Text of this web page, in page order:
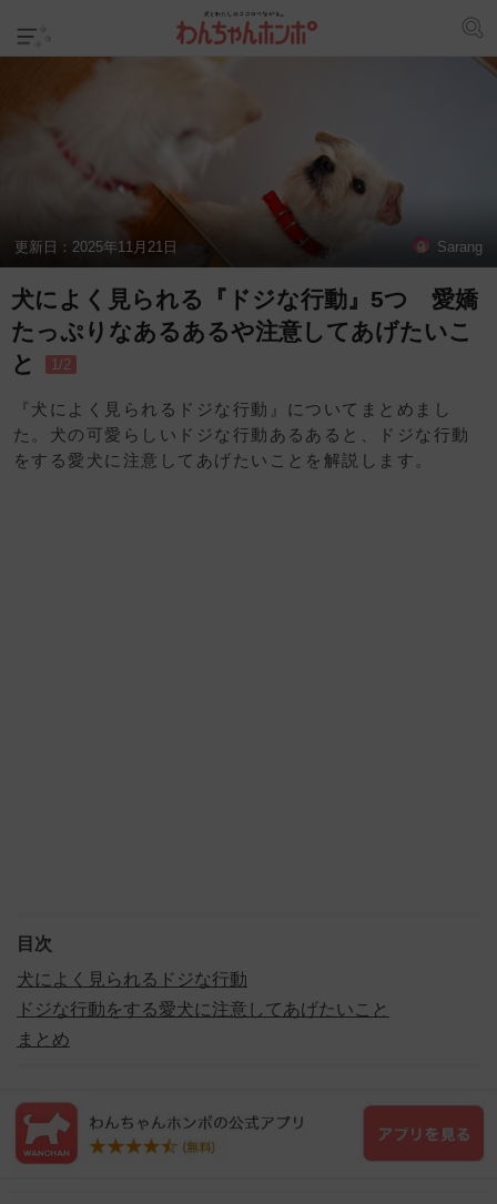
更新日： 2025年11月21日 Sarang
犬によく見られる『ドジな行動』5つ 愛嬌
たっぷりなあるあるや注意してあげたいこ
と
1/2
『犬によく見られるドジな行動』についてまとめまし
た。犬の可愛らしいドジな行動あるあると、ドジな行動
をする愛犬に注意してあげたいことを解説します。
目次
犬によく見られるドジな行動
ドジな行動をする愛犬に注意してあげたいこと
まとめ